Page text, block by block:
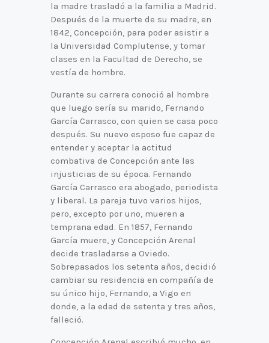
la madre trasladó a la familia a Madrid.
Después de la muerte de su madre, en
1842, Concepción, para poder asistir a
la Universidad Complutense, y tomar
clases en la Facultad de Derecho, se
vestía de hombre.
Durante su carrera conoció al hombre
que luego sería su marido, Fernando
García Carrasco, con quien se casa poco
después. Su nuevo esposo fue capaz de
entender y aceptar la actitud
combativa de Concepción ante las
injusticias de su época. Fernando
García Carrasco era abogado, periodista
y liberal. La pareja tuvo varios hijos,
pero, excepto por uno, mueren a
temprana edad. En 1857, Fernando
García muere, y Concepción Arenal
decide trasladarse a Oviedo.
Sobrepasados los setenta años, decidió
cambiar su residencia en compañía de
su único hijo, Fernando, a Vigo en
donde, a la edad de setenta y tres años,
falleció.